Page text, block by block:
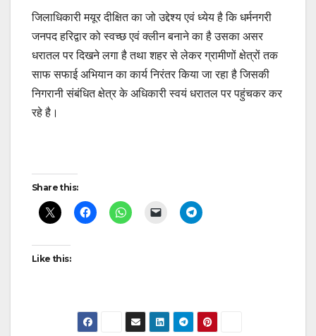
जिलाधिकारी मयूर दीक्षित का जो उद्देश्य एवं ध्येय है कि धर्मनगरी
जनपद हरिद्वार को स्वच्छ एवं क्लीन बनाने का है उसका असर
धरातल पर दिखने लगा है तथा शहर से लेकर ग्रामीणों क्षेत्रों तक
साफ सफाई अभियान का कार्य निरंतर किया जा रहा है जिसकी
निगरानी संबंधित क्षेत्र के अधिकारी स्वयं धरातल पर पहुंचकर कर
रहे है।
Post
navigation
Share this:
Like this: